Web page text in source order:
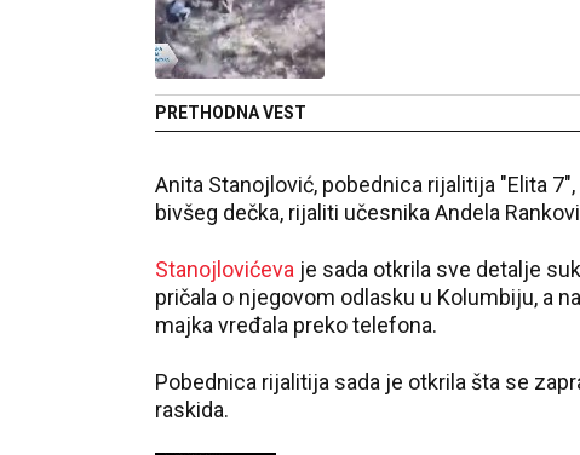
PRETHODNA VEST
Anita Stanojlović, pobednica rijalitija "Elita
bivšeg dečka, rijaliti učesnika Andela
Stanojlovićeva je sada otkrila sve detalje
pričala o njegovom odlasku u Kolumbiju, a
majka vređala preko telefona.
Pobednica rijalitija sada je otkrila šta se
raskida.